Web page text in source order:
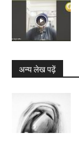
अन्य लेख पढ़ें